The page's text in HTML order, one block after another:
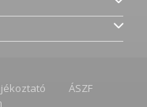
ÁSZF